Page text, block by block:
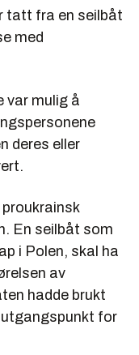
tatt fra en seilbåt
med
var mulig å
deres eller
En seilbåt som
i Polen, skal ha
av
hadde brukt
for